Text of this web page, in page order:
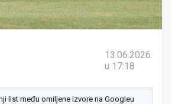
13.06.2026.
u 17:18
list među omiljene izvore na Googleu